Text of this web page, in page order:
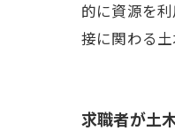
的に資源を
接に関わる
求職者が土